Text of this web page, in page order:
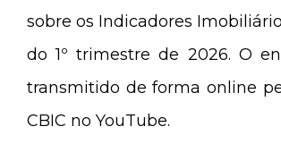
sobre os Indicadores
do 1º trimestre de 2026. O
transmitido de forma online
CBIC no YouTube.